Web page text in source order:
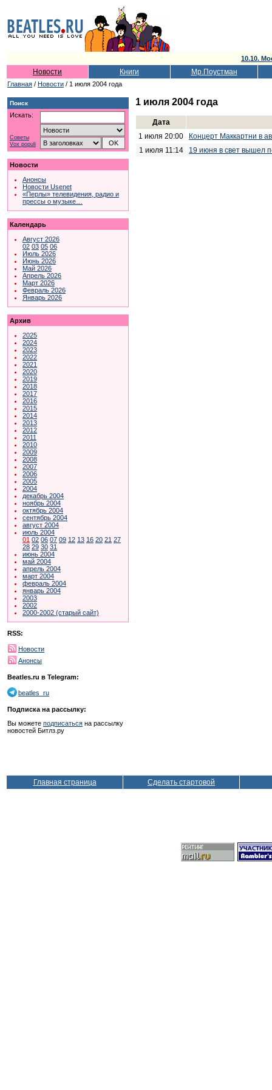
10.10.
Новости Книги Мр.Поустман
Главная / Новости / 1 июля 2004 года
Поиск
Искать:
Советы
Vox populi
Новости
Анонсы
Новости Usenet
«Перлы» телевидения, радио и
прессы о музыке…
Календарь
Август 2026
02 03 05 06
Июль 2026
Июнь 2026
Май 2026
Апрель 2026
Март 2026
Февраль 2026
Январь 2026
Архив
2025
2024
2023
2022
2021
2020
2019
2018
2017
2016
2015
2014
2013
2012
2011
2010
2009
2008
2007
2006
2005
2004
декабрь 2004
ноябрь 2004
октябрь 2004
сентябрь 2004
август 2004
июль 2004
01 02 06 07 09 12 13 16 20 21 27
28 29 30 31
июнь 2004
май 2004
апрель 2004
март 2004
февраль 2004
январь 2004
2003
2002
2000-2002 (старый сайт)
RSS:
Новости
Анонсы
Beatles.ru в Telegram:
beatles_ru
Подписка на рассылку:
Вы можете подписаться на рассылку
новостей Битлз.ру
1 июля 2004 года
Дата
1 июля 20:00
Концерт Маккартни в
1 июля 11:14
19 июня в свет вышел
Главная страница Сделать стартовой